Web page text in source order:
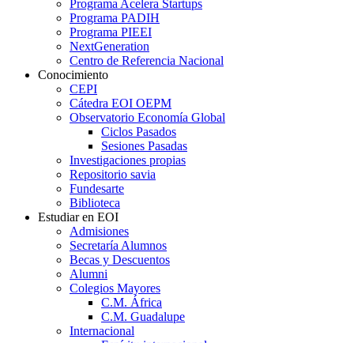
Programa Acelera Startups
Programa PADIH
Programa PIEEI
NextGeneration
Centro de Referencia Nacional
Conocimiento
CEPI
Cátedra EOI OEPM
Observatorio Economía Global
Ciclos Pasados
Sesiones Pasadas
Investigaciones propias
Repositorio savia
Fundesarte
Biblioteca
Estudiar en EOI
Admisiones
Secretaría Alumnos
Becas y Descuentos
Alumni
Colegios Mayores
C.M. África
C.M. Guadalupe
Internacional